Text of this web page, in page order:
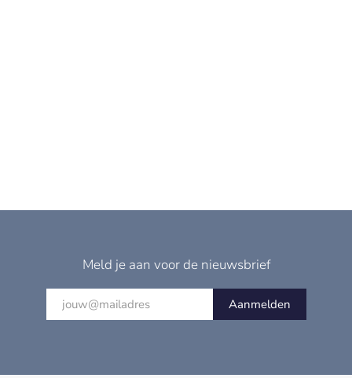
Meld je aan voor de nieuwsbrief
Aanmelden